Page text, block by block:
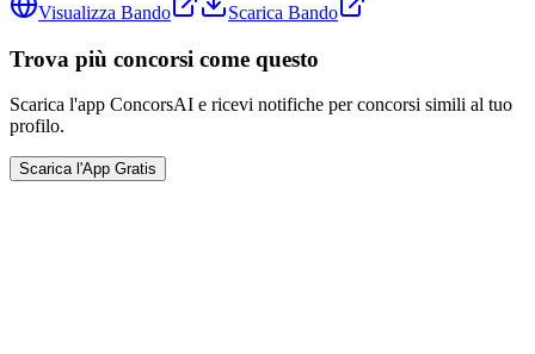
Visualizza Bando
Scarica Bando
Trova più concorsi come questo
Scarica l'app ConcorsAI e ricevi notifiche per concorsi simili al tuo
profilo.
Scarica l'App Gratis